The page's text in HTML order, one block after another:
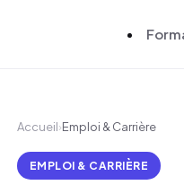
Accueil›Emploi & Carrière
EMPLOI & CARRIÈRE